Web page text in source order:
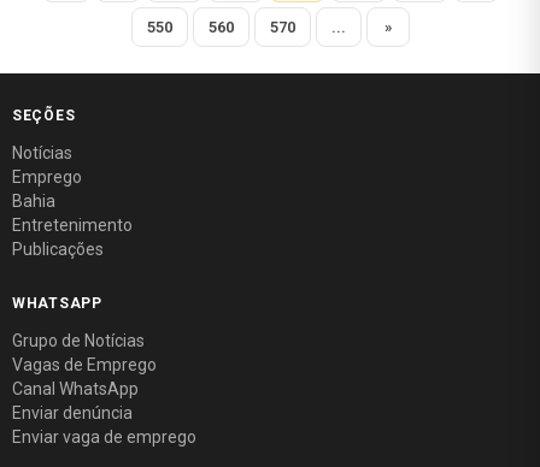
550 560 570 ... »
SEÇÕES
Notícias
Emprego
Bahia
Entretenimento
Publicações
WHATSAPP
Grupo de Notícias
Vagas de Emprego
Canal WhatsApp
Enviar denúncia
Enviar vaga de emprego